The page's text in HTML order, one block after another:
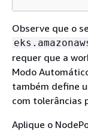
Observe que o
requer que a
Modo
também define
com tolerâncias
Aplique o